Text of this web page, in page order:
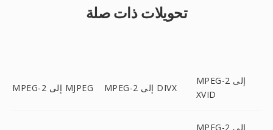
تحويلات ذات صلة
MPEG-2 إلى MJPEG MPEG-2 إلى DIVX
MPEG-2 إلى
XVID
MPEG-2 إلى